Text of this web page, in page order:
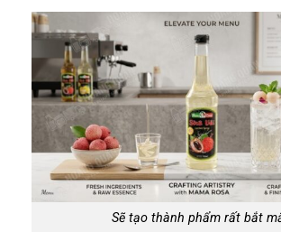
Sẽ tạo thành phẩm rất bắt